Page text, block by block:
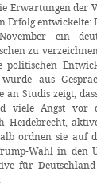
Erwartungen der
Erfolg entwickelte:
ein
zu
politischen
aus
an Studis zeigt,
viele Angst vor
ordnen sie auf
Wahl in den
für